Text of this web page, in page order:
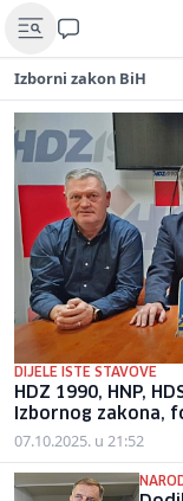
Izborni zakon BiH
DIJELE ISTE STAVOVE
HDZ 1990, HNP,
Izbornog zakona,
07.10.2025. u 21:52